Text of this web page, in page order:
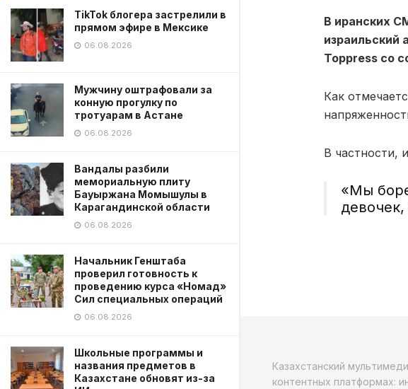
TikTok блогера застрелили в
прямом эфире в Мексике
06.08.2026
Мужчину оштрафовали за
конную прогулку по
тротуарам в Астане
06.08.2026
Вандалы разбили
мемориальную плиту
Бауыржана Момышулы в
Карагандинской области
06.08.2026
Начальник Генштаба
проверил готовность к
проведению курса «Номад»
Сил специальных операций
06.08.2026
Школьные программы и
названия предметов в
Казахстане обновят из-за
В иранских
израильский
Toppress со
Как
В частности,
«Мы
Казахстанский
контентных платформах: